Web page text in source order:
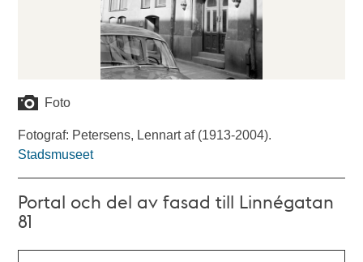
Foto
Fotograf: Petersens, Lennart af (1913-2004).
Stadsmuseet
Portal och del av fasad till Linnégatan
81